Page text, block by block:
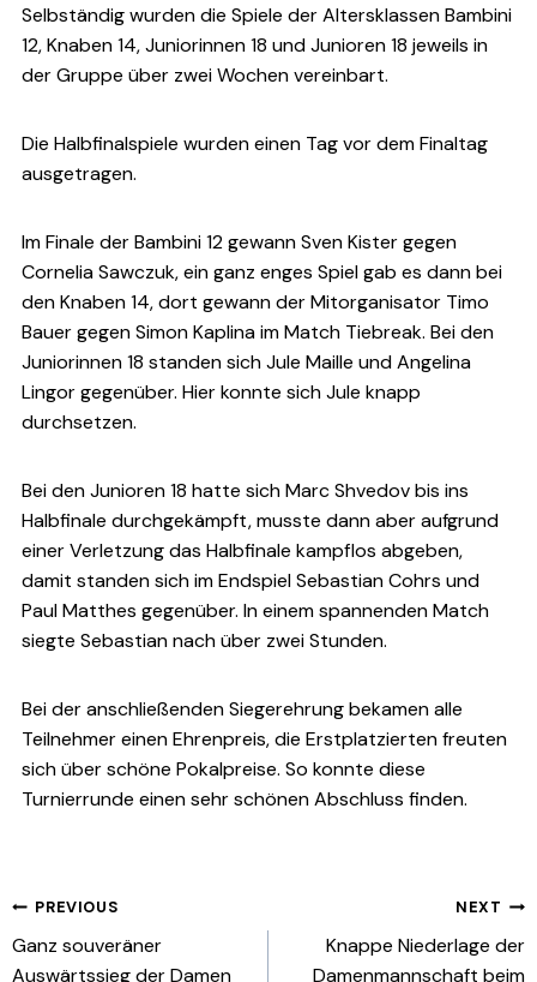
Selbständig wurden die Spiele der Altersklassen Bambini
12, Knaben 14, Juniorinnen 18 und Junioren 18 jeweils in
der Gruppe über zwei Wochen vereinbart.
Die Halbfinalspiele wurden einen Tag vor dem Finaltag
ausgetragen.
Im Finale der Bambini 12 gewann Sven Kister gegen
Cornelia Sawczuk, ein ganz enges Spiel gab es dann bei
den Knaben 14, dort gewann der Mitorganisator Timo
Bauer gegen Simon Kaplina im Match Tiebreak. Bei den
Juniorinnen 18 standen sich Jule Maille und Angelina
Lingor gegenüber. Hier konnte sich Jule knapp
durchsetzen.
Bei den Junioren 18 hatte sich Marc Shvedov bis ins
Halbfinale durchgekämpft, musste dann aber aufgrund
einer Verletzung das Halbfinale kampflos abgeben,
damit standen sich im Endspiel Sebastian Cohrs und
Paul Matthes gegenüber. In einem spannenden Match
siegte Sebastian nach über zwei Stunden.
Bei der anschließenden Siegerehrung bekamen alle
Teilnehmer einen Ehrenpreis, die Erstplatzierten freuten
sich über schöne Pokalpreise. So konnte diese
Turnierrunde einen sehr schönen Abschluss finden.
Beitragsnavigation
PREVIOUS
Ganz souveräner
Auswärtssieg der Damen
NEXT
Knappe Niederlage der
Damenmannschaft beim